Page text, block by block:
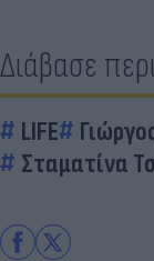
Διάβασε
LIFE
Σταματίνα